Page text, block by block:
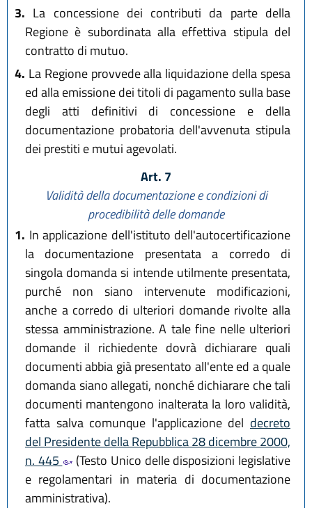
3. La concessione dei contributi da parte della
Regione è subordinata alla effettiva stipula del
contratto di mutuo.
4. La Regione provvede alla liquidazione della spesa
ed alla emissione dei titoli di pagamento sulla base
degli atti definitivi di concessione e della
documentazione probatoria dell'avvenuta stipula
dei prestiti e mutui agevolati.
Art. 7
Validità della documentazione e condizioni di
procedibilità delle domande
1. In applicazione dell'istituto dell'autocertificazione
la documentazione presentata a corredo di
singola domanda si intende utilmente presentata,
purché non siano intervenute modificazioni,
anche a corredo di ulteriori domande rivolte alla
stessa amministrazione. A tale fine nelle ulteriori
domande il richiedente dovrà dichiarare quali
documenti abbia già presentato all'ente ed a quale
domanda siano allegati, nonché dichiarare che tali
documenti mantengono inalterata la loro validità,
fatta salva comunque l'applicazione del decreto
del Presidente della Repubblica 28 dicembre 2000,
n. 445
(Testo Unico delle disposizioni legislative
e regolamentari in materia di documentazione
amministrativa).